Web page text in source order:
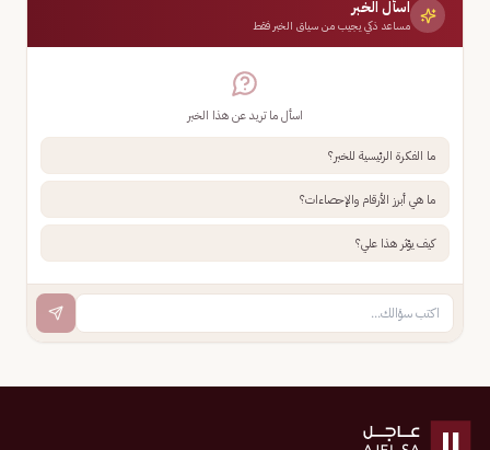
اسأل الخبر
مساعد ذكي يجيب من سياق الخبر فقط
اسأل ما تريد عن هذا الخبر
ما الفكرة الرئيسية للخبر؟
ما هي أبرز الأرقام والإحصاءات؟
كيف يؤثر هذا علي؟